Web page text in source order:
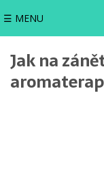
☰ MENU
Jak na